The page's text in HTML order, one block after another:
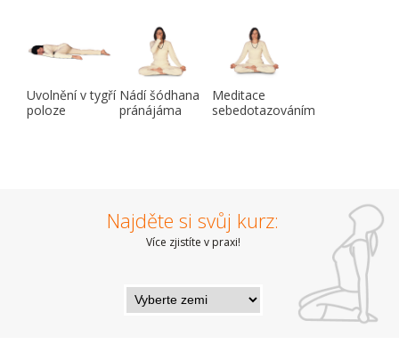
Uvolnění v tygří
poloze
Nádí šódhana
pránájáma
Meditace
sebedotazováním
Najděte si svůj kurz:
Více zjistíte v praxi!